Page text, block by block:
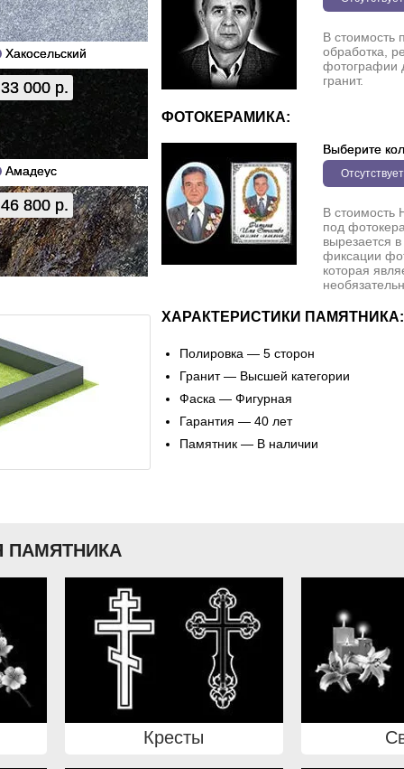
Хакосельский
33 000 р.
Амадеус
46 800 р.
В стоимость
обработка,
фотографии
гранит.
ФОТОКЕРАМИКА:
Выберите
Отсутствует
В стоимость
под
вырезается
фиксации
которая
ХАРАКТЕРИСТИКИ ПАМЯТНИКА:
Полировка — 5 сторон
Гранит — Высшей категории
Фаска — Фигурная
Гарантия — 40 лет
Памятник — В наличии
ПАМЯТНИКА
Кресты